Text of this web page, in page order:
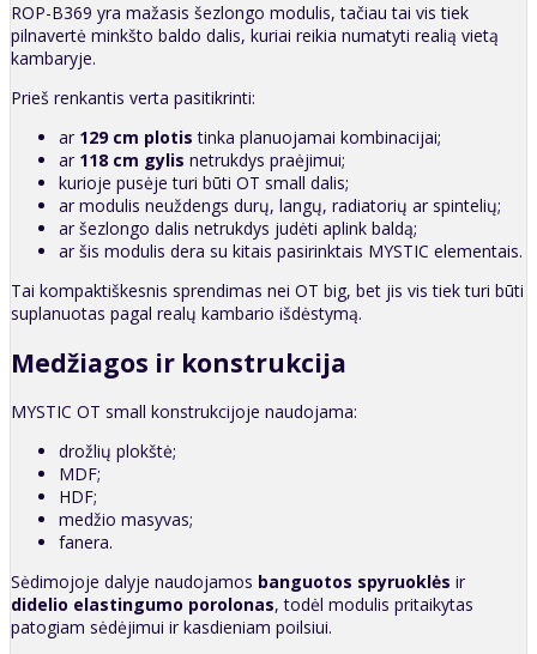
ROP-B369 yra mažasis šezlongo modulis, tačiau tai vis tiek
pilnavertė minkšto baldo dalis, kuriai reikia numatyti realią vietą
kambaryje.
Prieš renkantis verta pasitikrinti:
ar 129 cm plotis tinka planuojamai kombinacijai;
ar 118 cm gylis netrukdys praėjimui;
kurioje pusėje turi būti OT small dalis;
ar modulis neuždengs durų, langų, radiatorių ar spintelių;
ar šezlongo dalis netrukdys judėti aplink baldą;
ar šis modulis dera su kitais pasirinktais MYSTIC elementais.
Tai kompaktiškesnis sprendimas nei OT big, bet jis vis tiek turi būti
suplanuotas pagal realų kambario išdėstymą.
Medžiagos ir konstrukcija
MYSTIC OT small konstrukcijoje naudojama:
drožlių plokštė;
MDF;
HDF;
medžio masyvas;
fanera.
Sėdimojoje dalyje naudojamos banguotos spyruoklės ir
didelio elastingumo porolonas, todėl modulis pritaikytas
patogiam sėdėjimui ir kasdieniam poilsiui.